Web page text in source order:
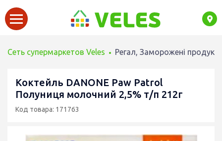
Сеть супермаркетов Veles Регал, Заморожені
Коктейль DANONE Paw Patrol
Полуниця молочний 2,5% т/п 212г
Код товара: 171763